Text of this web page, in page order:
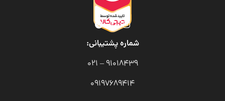
شماره پشتیبانی:
91018439 – 021
09197689414